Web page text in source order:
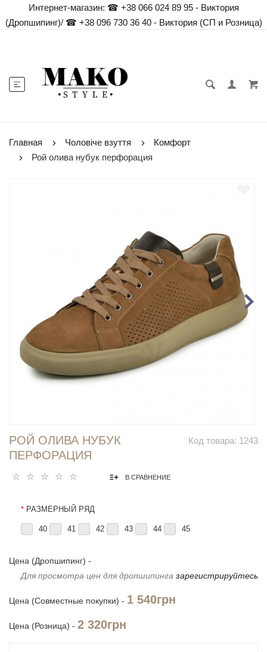
Интернет-магазин: ☎ +38 066 024 89 95 - Виктория
(Дропшипинг)/☎ +38 096 730 36 40 - Виктория (СП и Розница)
Главная Чоловіче взуття
Комфорт
Рой олива нубук перфорация
Код товара: 1243
РОЙ ОЛИВА НУБУК
ПЕРФОРАЦИЯ
В СРАВНЕНИЕ
* РАЗМЕРНЫЙ РЯД
40 41 42 43 44 45
Цена (Дропшипинг) -
Для просмотра цен для дропшипинга зарегистрируйтесь
Цена (Совместные покупки) - 1 540грн
Цена (Розница) - 2 320грн